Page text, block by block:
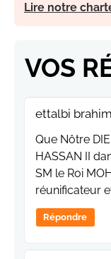
Lire notre
VOS
ettalbi brahim
Que Nôtre
HASSAN II
SM le Roi
réunificateur
Répondre